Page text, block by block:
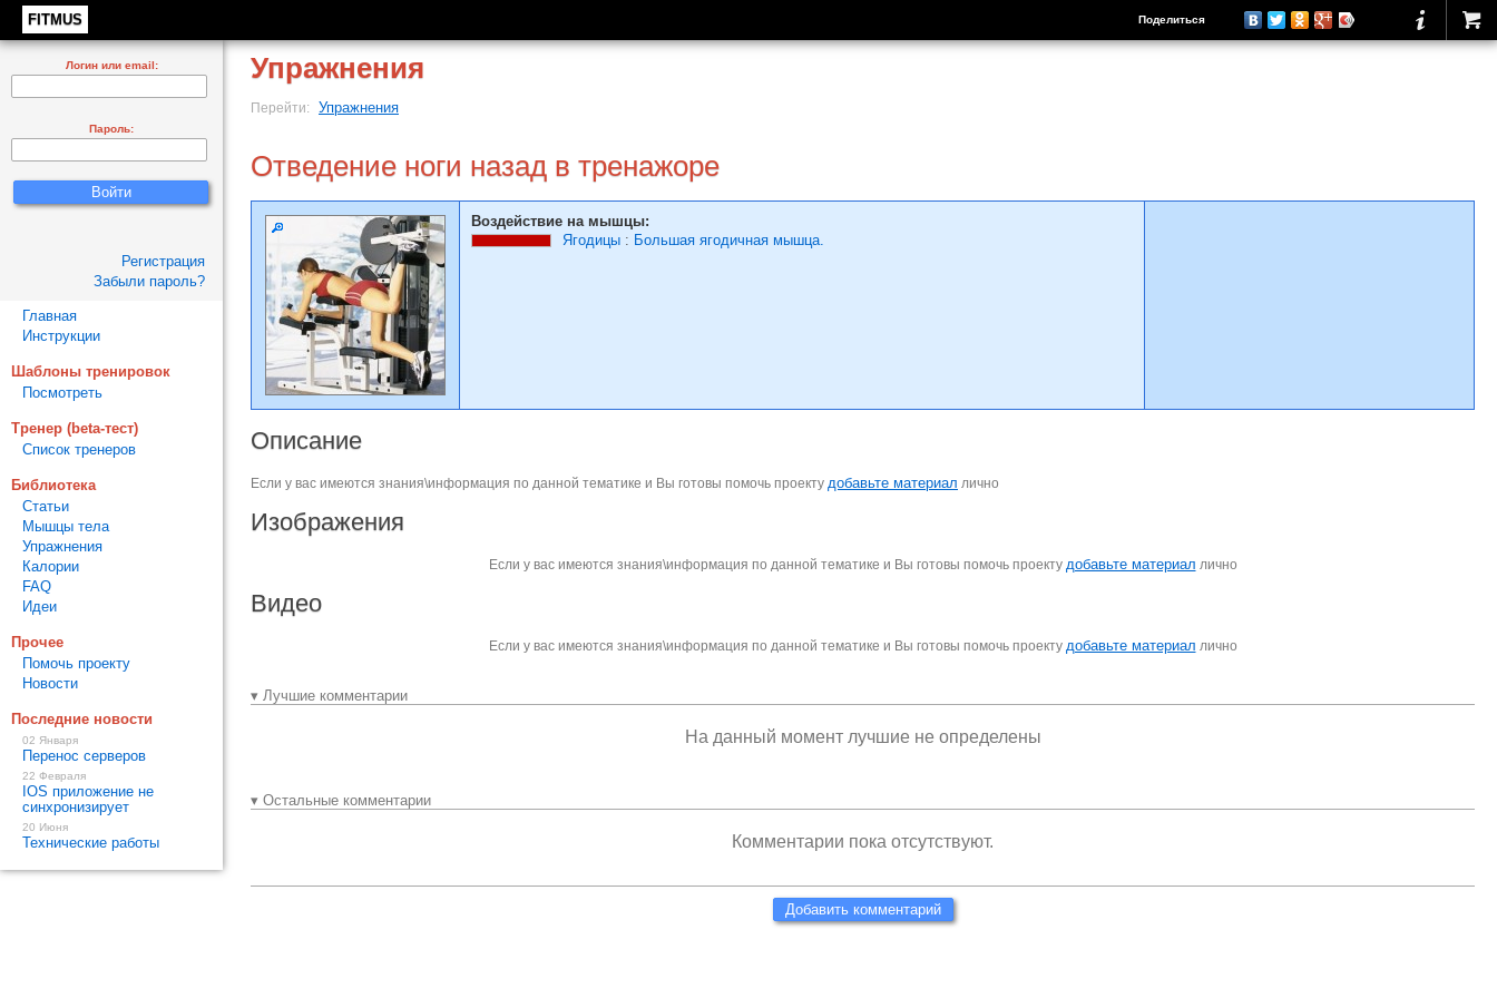
FITMUS Поделиться
Упражнения
Перейти: Упражнения
Отведение ноги назад в тренажоре
Воздействие на мышцы:
Ягодицы : Большая ягодичная мышца.
Описание
Если у вас имеются знания\информация по данной тематике и Вы готовы помочь проекту добавьте материал лично
Изображения
Если у вас имеются знания\информация по данной тематике и Вы готовы помочь проекту добавьте материал лично
Видео
Если у вас имеются знания\информация по данной тематике и Вы готовы помочь проекту добавьте материал лично
▾ Лучшие комментарии
На данный момент лучшие не определены
▾ Остальные комментарии
Комментарии пока отсутствуют.
Добавить комментарий
Логин или email:
Пароль:
Регистрация
Забыли пароль?
Главная
Инструкции
Шаблоны тренировок
Посмотреть
Тренер (beta-тест)
Список тренеров
Библиотека
Статьи
Мышцы тела
Упражнения
Калории
FAQ
Идеи
Прочее
Помочь проекту
Новости
Последние новости
02 Января
Перенос серверов
22 Февраля
IOS приложение не
синхронизирует
20 Июня
Технические работы